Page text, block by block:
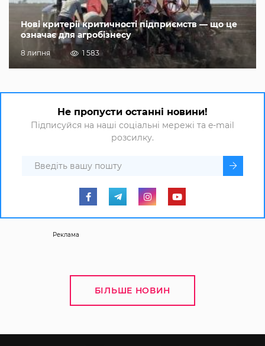
Нові критерії критичності підприємств — що це
означає для агробізнесу
8 липня 1 583
Не пропусти останні новини!
Підписуйся на наші соціальні мережі та e-mail
розсилку.
Реклама
БІЛЬШЕ НОВИН